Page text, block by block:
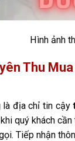
Hình ảnh
Thu
là địa chỉ tin cậy
quý khách
Tiếp nhận